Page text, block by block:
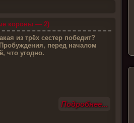
короны — 2)
из трёх сестер победит?
перед началом
что угодно.
Подробнее...